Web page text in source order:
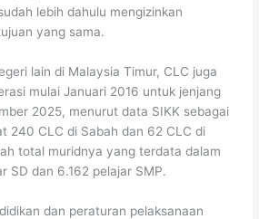
lebih dahulu mengizinkan
yang sama.
lain di Malaysia Timur, CLC juga
mulai Januari 2016 untuk jenjang
2025, menurut data SIKK sebagai
240 CLC di Sabah dan 62 CLC di
total muridnya yang terdata dalam
SD dan 6.162 pelajar SMP.
dan peraturan pelaksanaan